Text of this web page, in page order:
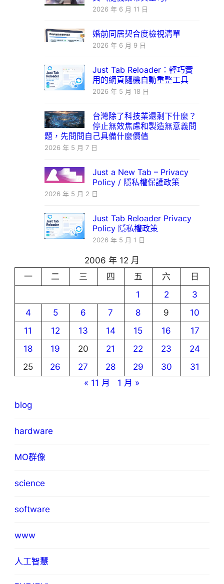
2026 年 6 月 11 日
婚前同居契合度檢視清單
2026 年 6 月 9 日
Just Tab Reloader：輕巧實
用的網頁隨機自動重整工具
2026 年 5 月 18 日
台灣除了科技業還剩下什麼？
停止無效焦慮和製造無意義問
題，先問問自己具備什麼價值
2026 年 5 月 7 日
Just a New Tab – Privacy
Policy / 隱私權保護政策
2026 年 5 月 2 日
Just Tab Reloader Privacy
Policy 隱私權政策
2026 年 5 月 1 日
2006 年 12 月
一
二 三 四 五 六
日
1
2
3
4
5 6 7 8 9
10
11
12 13 14 15 16
17
18
19 20 21 22 23
24
25
26 27 28 29 30
31
« 11 月
1 月 »
blog
hardware
MO群像
science
software
www
人工智慧